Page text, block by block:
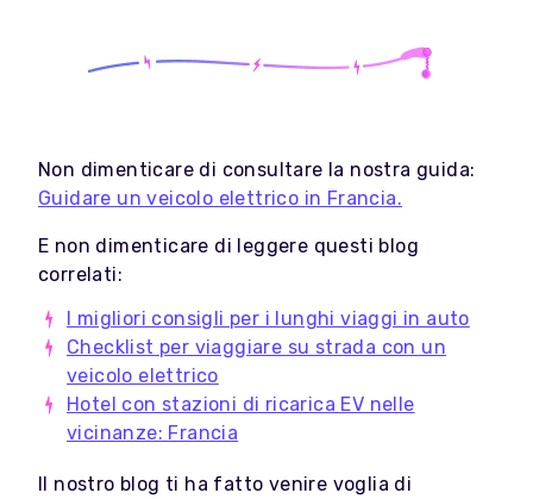
Non dimenticare di consultare la nostra guida:
Guidare un veicolo elettrico in Francia.
E non dimenticare di leggere questi blog
correlati:
I migliori consigli per i lunghi viaggi in auto
Checklist per viaggiare su strada con un
veicolo elettrico
Hotel con stazioni di ricarica EV nelle
vicinanze: Francia
Il nostro blog ti ha fatto venire voglia di